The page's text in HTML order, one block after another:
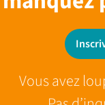
Vous avez